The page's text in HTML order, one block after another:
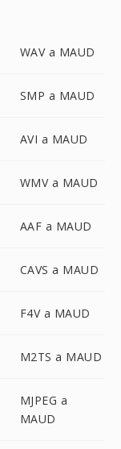
WAV a MAUD
SMP a MAUD
AVI a MAUD
WMV a MAUD
AAF a MAUD
CAVS a MAUD
F4V a MAUD
M2TS a MAUD
MJPEG a
MAUD